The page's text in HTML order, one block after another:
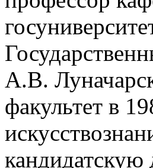
А.В.
факультет в
кандидатскую